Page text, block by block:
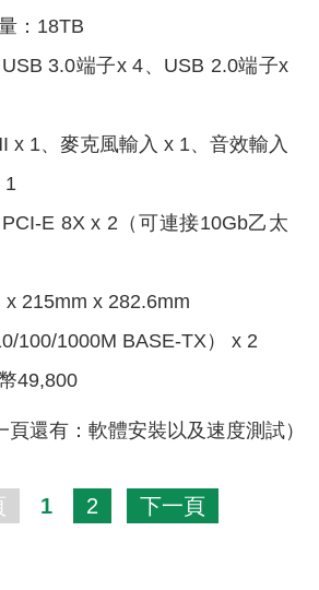
：18TB
3.0端子x 4、USB 2.0端子x
x 1、麥克風輸入 x 1、音效輸入
1
E 8X x 2（可連接10Gb乙太
x 215mm x 282.6mm
100/1000M BASE-TX） x 2
49,800
頁還有：軟體安裝以及速度測試）
1 2 下一頁